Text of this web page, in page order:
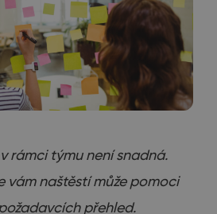
rámci týmu není snadná.
vám naštěstí může pomoci
přehled.